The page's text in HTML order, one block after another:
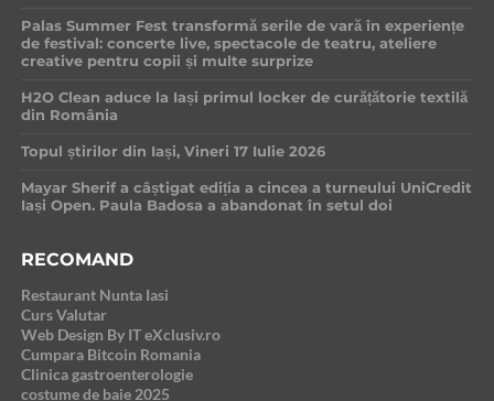
Palas Summer Fest transformă serile de vară în experiențe
de festival: concerte live, spectacole de teatru, ateliere
creative pentru copii și multe surprize
H2O Clean aduce la Iași primul locker de curățătorie textilă
din România
Topul știrilor din Iași, Vineri 17 Iulie 2026
Mayar Sherif a câștigat ediția a cincea a turneului UniCredit
Iași Open. Paula Badosa a abandonat în setul doi
RECOMAND
Restaurant Nunta Iasi
Curs Valutar
Web Design By IT eXclusiv.ro
Cumpara Bitcoin Romania
Clinica gastroenterologie
costume de baie 2025